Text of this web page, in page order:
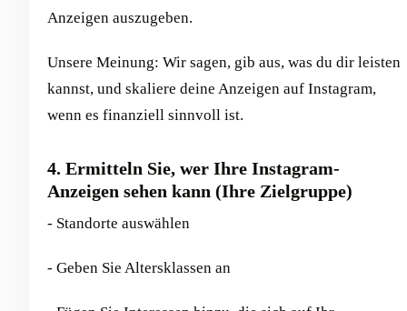
Anzeigen auszugeben.
Unsere Meinung: Wir sagen, gib aus, was du dir leisten
kannst, und skaliere deine Anzeigen auf Instagram,
wenn es finanziell sinnvoll ist.
4. Ermitteln Sie, wer Ihre Instagram-
Anzeigen sehen kann (Ihre Zielgruppe)
- Standorte auswählen
- Geben Sie Altersklassen an